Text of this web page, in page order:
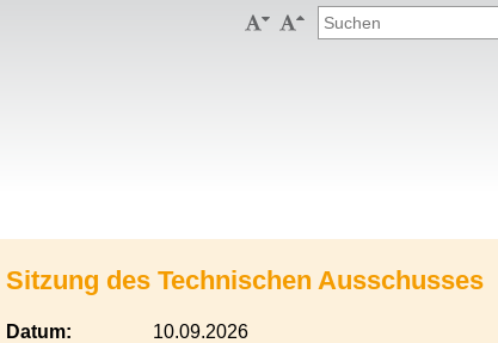
 
Sitzung des Technischen Ausschusses
Datum:
10.09.2026